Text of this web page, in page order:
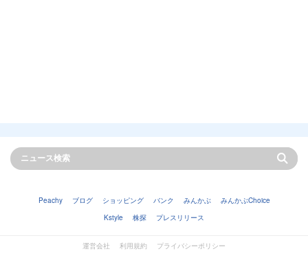
Peachy ブログ ショッピング バンク みんかぶ
みんかぶChoice
Kstyle
株探 プレスリリース
運営会社 利用規約
プライバシーポリシー